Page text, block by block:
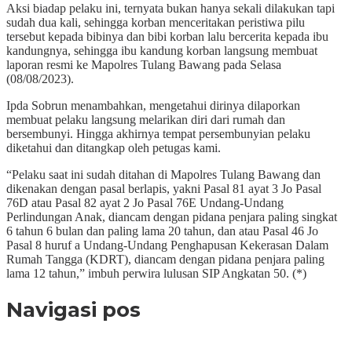
Aksi biadap pelaku ini, ternyata bukan hanya sekali dilakukan tapi
sudah dua kali, sehingga korban menceritakan peristiwa pilu
tersebut kepada bibinya dan bibi korban lalu bercerita kepada ibu
kandungnya, sehingga ibu kandung korban langsung membuat
laporan resmi ke Mapolres Tulang Bawang pada Selasa
(08/08/2023).
Ipda Sobrun menambahkan, mengetahui dirinya dilaporkan
membuat pelaku langsung melarikan diri dari rumah dan
bersembunyi. Hingga akhirnya tempat persembunyian pelaku
diketahui dan ditangkap oleh petugas kami.
“Pelaku saat ini sudah ditahan di Mapolres Tulang Bawang dan
dikenakan dengan pasal berlapis, yakni Pasal 81 ayat 3 Jo Pasal
76D atau Pasal 82 ayat 2 Jo Pasal 76E Undang-Undang
Perlindungan Anak, diancam dengan pidana penjara paling singkat
6 tahun 6 bulan dan paling lama 20 tahun, dan atau Pasal 46 Jo
Pasal 8 huruf a Undang-Undang Penghapusan Kekerasan Dalam
Rumah Tangga (KDRT), diancam dengan pidana penjara paling
lama 12 tahun,” imbuh perwira lulusan SIP Angkatan 50. (*)
Navigasi pos